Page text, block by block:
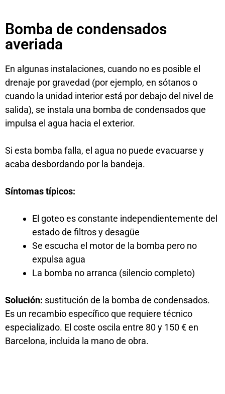
Bomba de condensados
averiada
En algunas instalaciones, cuando no es posible el
drenaje por gravedad (por ejemplo, en sótanos o
cuando la unidad interior está por debajo del nivel de
salida), se instala una bomba de condensados que
impulsa el agua hacia el exterior.
Si esta bomba falla, el agua no puede evacuarse y
acaba desbordando por la bandeja.
Síntomas típicos:
El goteo es constante independientemente del
estado de filtros y desagüe
Se escucha el motor de la bomba pero no
expulsa agua
La bomba no arranca (silencio completo)
Solución: sustitución de la bomba de condensados.
Es un recambio específico que requiere técnico
especializado. El coste oscila entre 80 y 150 € en
Barcelona, incluida la mano de obra.